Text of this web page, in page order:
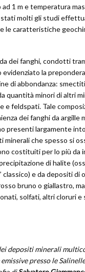
1 m e temperatura
molti gli studi
le caratteristiche
dei fanghi, condotti
la
di abbondanza:
quantità minori di altri
e feldspati. Tale
dei fanghi da argille
presenti largamente
minerali che spesso si
costituiti per lo più da
di halite
classico) e da depositi di
bruno o giallastro,
solfati, altri cloruri e
depositi minerali
presso le